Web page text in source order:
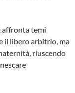
affronta temi
il libero arbitrio, ma
riuscendo